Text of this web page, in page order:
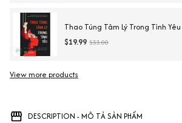
Thao Túng Tâm Lý Trong Tình Yêu
$19.99 $33.00
View more products
DESCRIPTION - MÔ TẢ SẢN PHẨM